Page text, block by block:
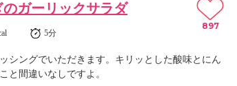
ガーリックサラダ
5分
シングでいただきます。キリッとした酸味とにん
と間違いなしですよ。
897